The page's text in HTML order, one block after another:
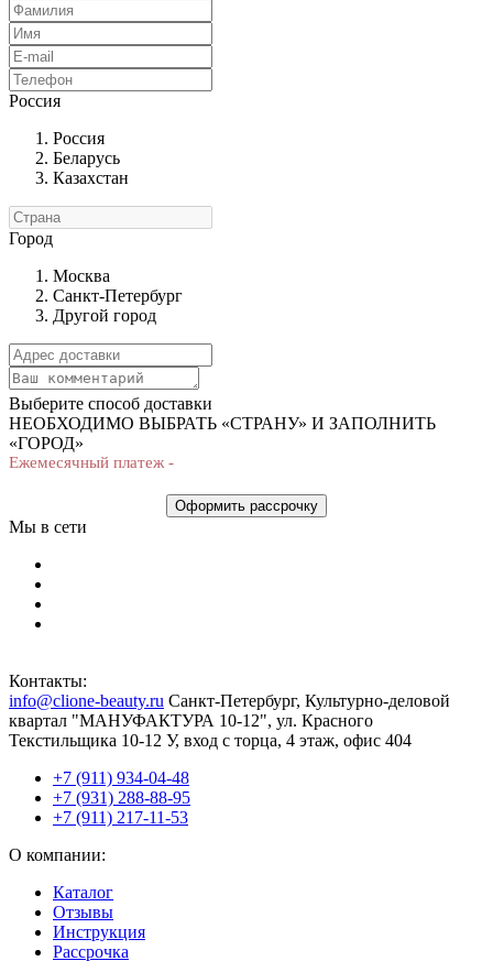
Россия
Россия
Беларусь
Казахстан
Город
Москва
Санкт-Петербург
Другой город
Выберите способ доставки
НЕОБХОДИМО ВЫБРАТЬ «СТРАНУ» И ЗАПОЛНИТЬ
«ГОРОД»
Ежемесячный платеж -
Оформить рассрочку
Мы в сети
Контакты:
info@clione-beauty.ru Санкт-Петербург, Культурно-деловой
квартал "МАНУФАКТУРА 10-12", ул. Красного
Текстильщика 10-12 У, вход с торца, 4 этаж, офис 404
+7 (911) 934-04-48
+7 (931) 288-88-95
+7 (911) 217-11-53
О компании:
Каталог
Отзывы
Инструкция
Рассрочка